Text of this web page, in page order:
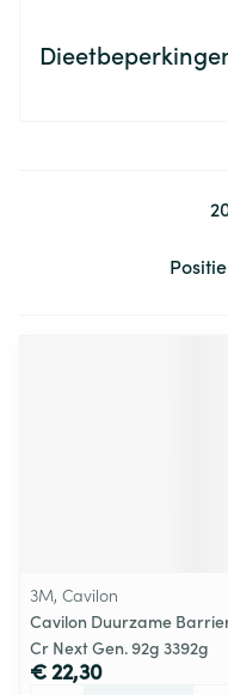
Sorteer
3M, Cavilon
Cavilon Duurzame
Cr Next Gen. 92g 3392g
€ 22,30